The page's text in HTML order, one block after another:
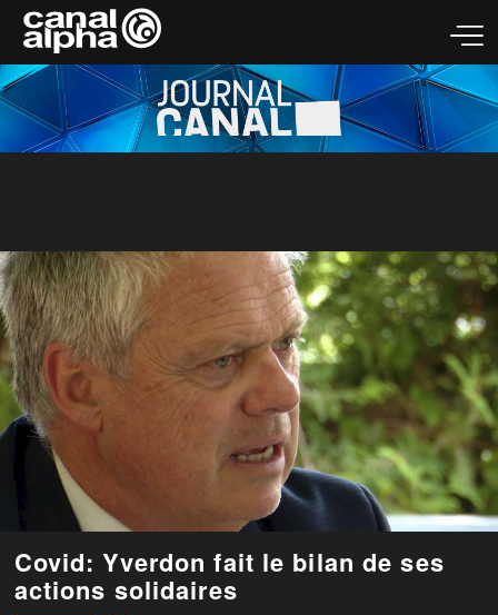
Covid: Yverdon fait le bilan de ses
actions solidaires